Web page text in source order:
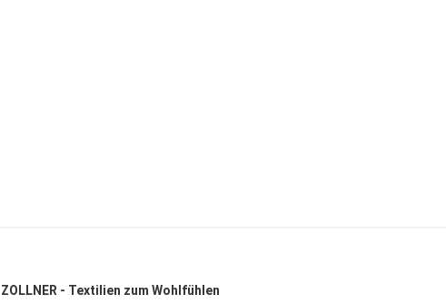
ZOLLNER - Textilien zum Wohlfühlen